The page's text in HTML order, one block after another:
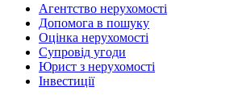
Агентство нерухомості
Допомога в пошуку
Оцінка нерухомості
Супровід угоди
Юрист з нерухомості
Інвестиції